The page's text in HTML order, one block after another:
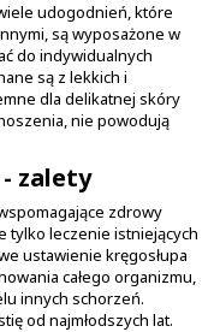
udogodnień, które
są wyposażone w
do indywidualnych
są z lekkich i
dla delikatnej skóry
nie powodują
zalety
zdrowy
tylko leczenie istniejących
ustawienie kręgosłupa
całego organizmu,
innych schorzeń.
od najmłodszych lat.